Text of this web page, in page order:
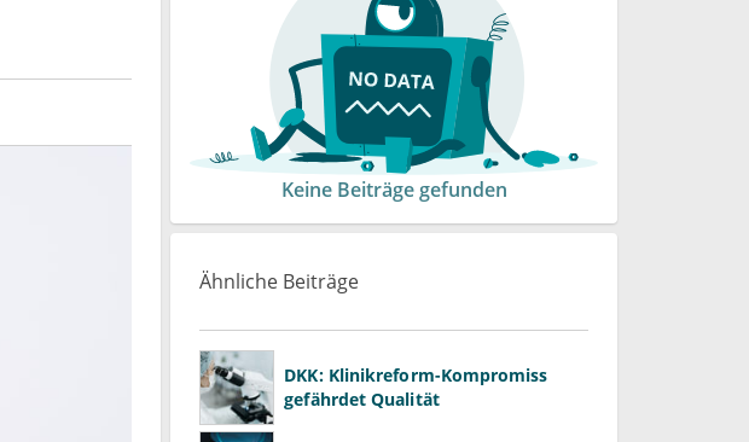
Keine Beiträge gefunden
Ähnliche Beiträge
DKK: Klinikreform-Kompromiss
gefährdet Qualität